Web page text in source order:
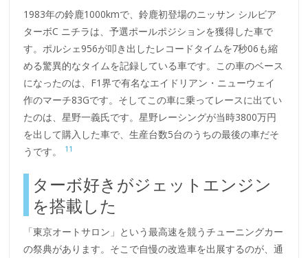
1983年の鈴鹿1000kmで、鈴鹿初登場のニッサン シルビア
ターボC ニチラは、予選ポールポジションを獲得した車で
す。ポルシェ956が叩き出したレコードタイムを7秒06も縮
める驚異的なタイムを記録している車です。この車のベース
になったのは、F1界で有名なエイドリアン・ニューウェイ
作のマーチ83Gです。そしてこの車に乗ってレースに出てい
たのは、星野一義氏です。星野レーシングが当時3800万円
を出して購入した車で、生産台数5台のうちの最後の車だそ
うです。
11
ターボ好きがジェットエンジン
を搭載した
「東京オートサロン」という最高速を競うチューニングカー
の祭典があります。そこで自慢の改造車を出展するのが、通